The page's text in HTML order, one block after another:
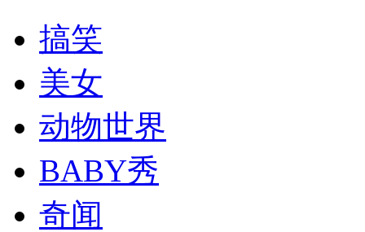
走！跟着总书记去植树
消防员救轻生者
搞笑
美女
动物世界
BABY秀
奇闻